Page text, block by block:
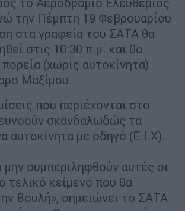
την Πέμπτη 19 Φεβρουαρίου
στα γραφεία του ΣΑΤΑ θα
στις 10:30 π.μ. και θα
(χωρίς αυτοκίνητα)
Μαξίμου.
που περιέχονται στο
σκανδαλωδώς τα
αυτοκίνητα με οδηγό (Ε.Ι.Χ).
συμπεριληφθούν αυτές οι
τελικό κείμενο που θα
Βουλή», σημειώνει το ΣΑΤΑ